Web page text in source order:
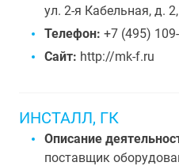
ул. 2-я Кабельная, д.
Телефон: +7 (495)
Сайт: http://mk-f.ru
ИНСТАЛЛ, ГК
Описание
поставщик